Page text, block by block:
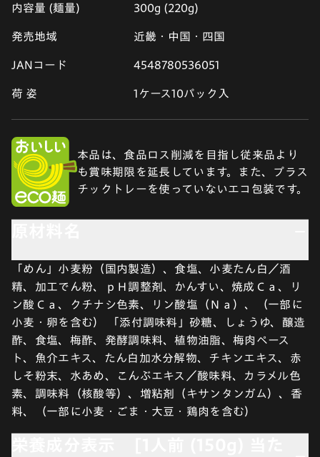
内容量 (麺量) 300g (220g)
発売地域 近畿・中国・四国
JANコード 4548780536051
荷 姿 1ケース10パック入
本品は、食品ロス削減を目指し従来品より
も賞味期限を延長しています。また、プラス
チックトレーを使っていないエコ包装です。
「めん」小麦粉（国内製造）、食塩、小麦たん白／酒
精、加工でん粉、ｐＨ調整剤、かんすい、焼成Ｃａ、リ
ン酸Ｃａ、クチナシ色素、リン酸塩（Ｎａ）、（一部に
小麦・卵を含む） 「添付調味料」砂糖、しょうゆ、醸造
酢、食塩、梅酢、発酵調味料、植物油脂、梅肉ペース
ト、魚介エキス、たん白加水分解物、チキンエキス、赤
しそ粉末、水あめ、こんぶエキス／酸味料、カラメル色
素、調味料（核酸等）、増粘剤（キサンタンガム）、香
料、（一部に小麦・ごま・大豆・鶏肉を含む）